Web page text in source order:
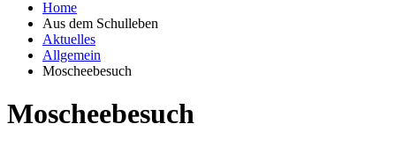
Home
Aus dem Schulleben
Aktuelles
Allgemein
Moscheebesuch
Moscheebesuch